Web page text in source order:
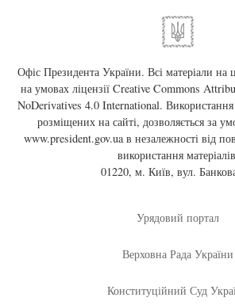
Офіс Президента України. Всі матеріали на
на умовах ліцензії Creative Commons
NoDerivatives 4.0 International. Використання
розміщених на сайті, дозволяється за
www.president.gov.uaв незалежності від
використання
01220, м. Київ, вул.
Урядовий портал
Верховна Рада України
Конституційний Суд